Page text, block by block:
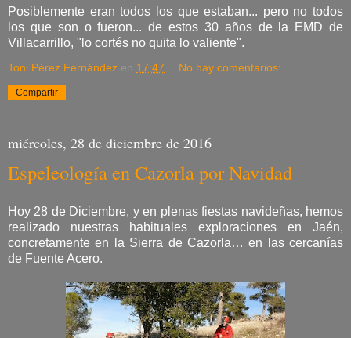
Posiblemente eran todos los que estaban... pero no todos
los que son o fueron... de estos 30 años de la EMD de
Villacarrillo, "lo cortés no quita lo valiente".
Toni Pérez Fernández en 17:47 No hay comentarios:
Compartir
miércoles, 28 de diciembre de 2016
Espeleología en Cazorla por Navidad
Hoy 28 de Diciembre, y en plenas fiestas navideñas, hemos
realizado nuestras habituales exploraciones en Jaén,
concretamente en la Sierra de Cazorla… en las cercanías
de Fuente Acero.